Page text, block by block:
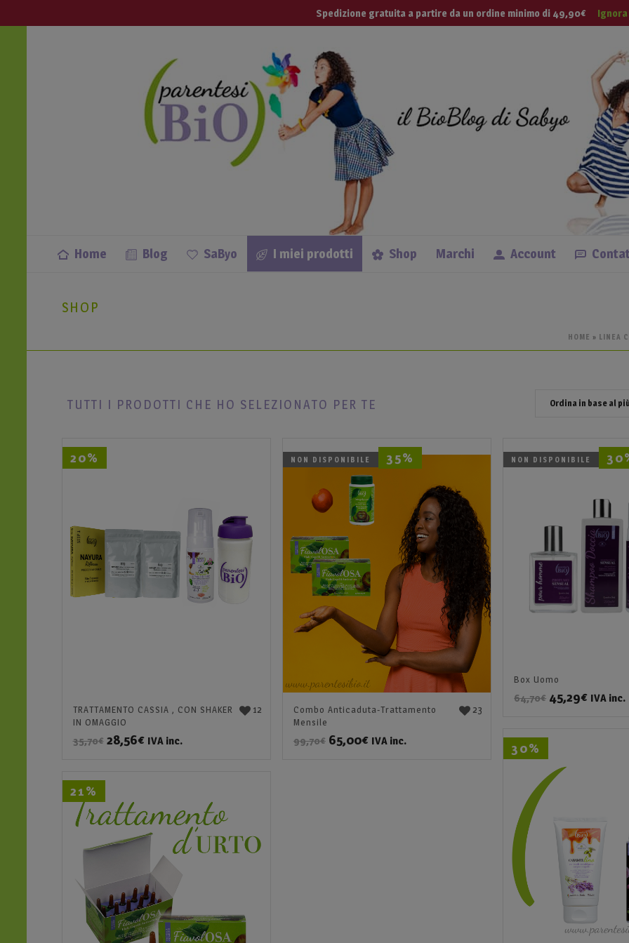
Apri anche tu una Parentesi Bio nella Tua Vita Lingue
Home Blog SaByo I miei prodotti Shop Marchi Account
SHOP
HOME » LINEA
TUTTI I PRODOTTI CHE HO SELEZIONATO PER TE
20%
12
TRATTAMENTO CASSIA , CON SHAKER
IN OMAGGIO
35,70€ 28,56€ IVA inc.
NON DISPONIBILE 35%
23
Combo Anticaduta-Trattamento
Mensile
99,70€ 65,00€ IVA inc.
NON DISPONIBILE
Box Uomo
64,70€ 45,29€ IVA inc.
30%
21%
Spedizione gratuita a partire da un ordine minimo di 49,90€ Ignora
modal-check